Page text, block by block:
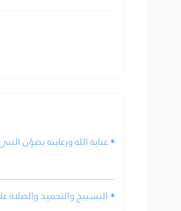
• عناية الله ورعايته بصَوْن
• التسبيح والتحميد والصلاة